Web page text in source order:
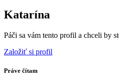
Katarína
Páči sa vám tento profil a chceli by
Založiť si profil
Práve čítam